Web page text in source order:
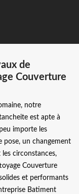
de
Couverture
notre
est apte à
importe les
pose, un changement
circonstances,
Couverture
et performants
Batiment